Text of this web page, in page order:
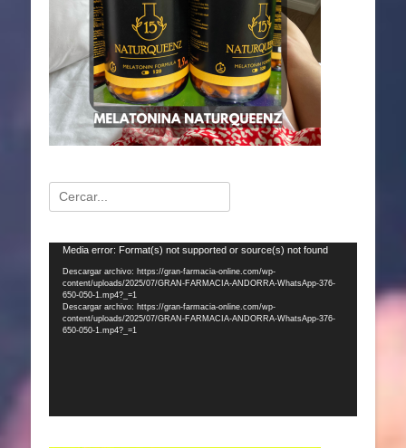
Buscar:
Reproductor
vídeo
Media error: Format(s) not supported or source(s) not found
Descargar archivo: https://gran-farmacia-online.com/wp-
content/uploads/2025/07/GRAN-FARMACIA-ANDORRA-WhatsApp-376-
650-050-1.mp4?_=1
Descargar archivo: https://gran-farmacia-online.com/wp-
content/uploads/2025/07/GRAN-FARMACIA-ANDORRA-WhatsApp-376-
650-050-1.mp4?_=1